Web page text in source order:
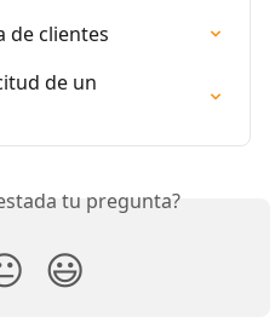
de clientes
de un
tu pregunta?
😃